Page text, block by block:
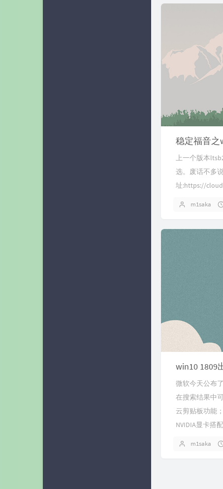
稳定福音之
上一个版本
选。废话不多
址:https://
m1saka
win10 1809
微软今天公布
在搜索结果中
云剪贴板功能
NVIDIA显卡搭
m1saka